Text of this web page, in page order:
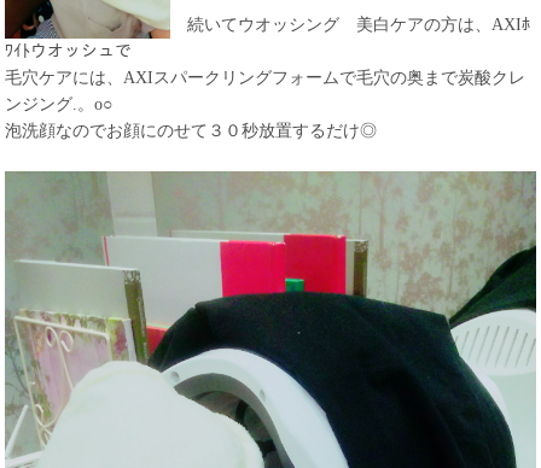
続いてウオッシング 美白ケアの方は、AXIﾎ
ﾜｲﾄウオッシュで
毛穴ケアには、AXIスパークリングフォームで毛穴の奥まで炭酸クレ
ンジング.。o○
泡洗顔なのでお顔にのせて３０秒放置するだけ◎